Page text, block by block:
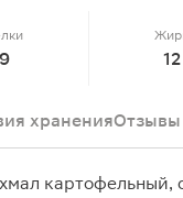
12
храненияОтзывы
картофельный,